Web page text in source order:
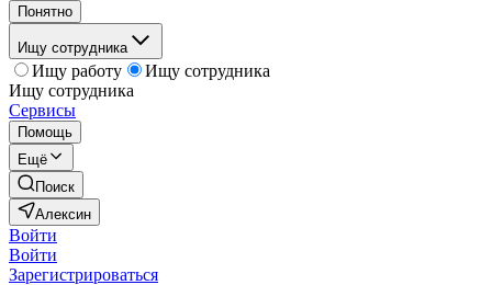
Понятно
Ищу сотрудника
Ищу работу
Ищу сотрудника
Ищу сотрудника
Сервисы
Помощь
Ещё
Поиск
Алексин
Войти
Войти
Зарегистрироваться